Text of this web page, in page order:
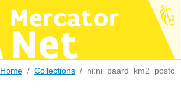
Home Collections ni:ni_paard_km2_postc